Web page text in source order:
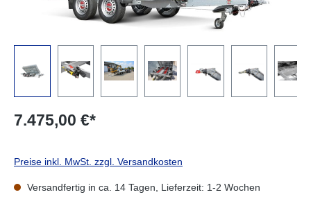
7.475,00 €*
Preise inkl. MwSt. zzgl. Versandkosten
Versandfertig in ca. 14 Tagen, Lieferzeit: 1-2 Wochen